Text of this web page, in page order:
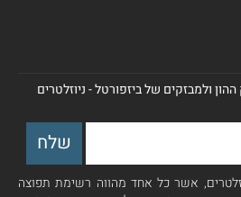
ולמבזקים של ביזפורטל - ניוזלטרים
אשר כל אחד מהווה רשימת תפוצה